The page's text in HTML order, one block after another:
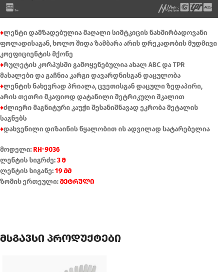
♦ლენტი დამზადებულია მაღალი სიმტკიცის ნახშირბადოვანი
ფოლადისაგან, ხოლო შიდა ზამბარა არის დრეკადობის მუდმივი
კოეფიციენტის მქონე
♦რულეტის კორპუსში გამოყენებულია ახალ ABC და TPR
მასალები და გაჩნია კარგი დავარდნისგან დაცულობა
♦ლენტის ნახევრად პრიალა, ცვეთისგან დაცული ზედაპირი,
არის თეთრი მკაფიოდ დატანილი მეტრიკული შკალით
♦ძლიერი მაგნიტური კაუჭი შესანიშნავად ეკრობა მეტალის
საგნებს
♦დახვეწილი დიზაინის წყალობით ის ადვილად სატარებელია
მოდელი:RH-9036
ლენტის სიგრძე:3 მ
ლენტის სიგანე:19 მმ
ზომის ერთეული:მეტრული
მსგავსი პროდუქტები